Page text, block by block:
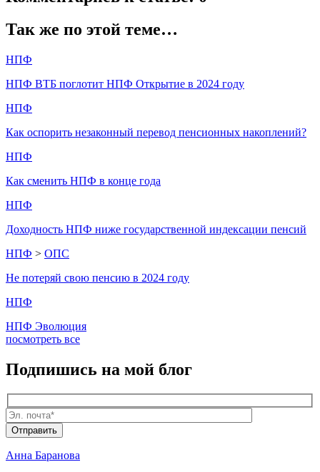
Так же по этой теме…
НПФ
НПФ ВТБ поглотит НПФ Открытие в 2024 году
НПФ
Как оспорить незаконный перевод пенсионных накоплений?
НПФ
Как сменить НПФ в конце года
НПФ
Доходность НПФ ниже государственной индексации пенсий
НПФ > ОПС
Не потеряй свою пенсию в 2024 году
НПФ
НПФ Эволюция
посмотреть все
Подпишись на мой блог
Анна Баранова